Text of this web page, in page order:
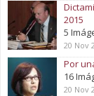
2015
5
20 Nov
Por
16
20 Nov